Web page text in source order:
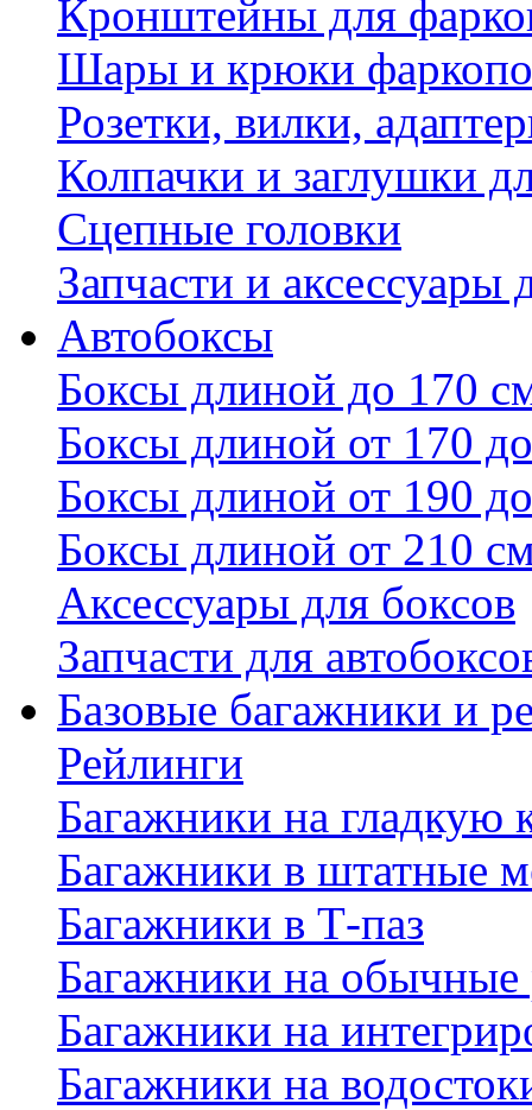
Кронштейны для
Шары и крюки
Розетки, вилки,
Колпачки и заглушки
Сцепные головки
Запчасти и аксессуары
Автобоксы
Боксы длиной до 170
Боксы длиной от 170
Боксы длиной от 190
Боксы длиной от 210
Аксессуары для боксов
Запчасти для
Базовые багажники и
Рейлинги
Багажники на гладкую
Багажники в штатные
Багажники в Т-паз
Багажники на обычные
Багажники на
Багажники на